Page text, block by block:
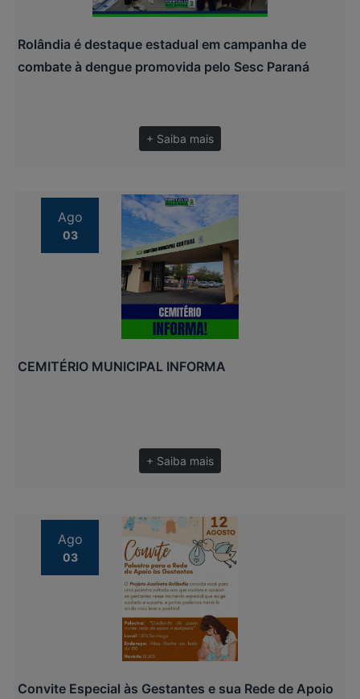
Rolândia é destaque estadual em campanha de
combate à dengue promovida pelo Sesc Paraná
+ Saiba mais
Ago
03
CEMITÉRIO MUNICIPAL INFORMA
+ Saiba mais
Ago
03
Convite Especial às Gestantes e sua Rede de Apoio